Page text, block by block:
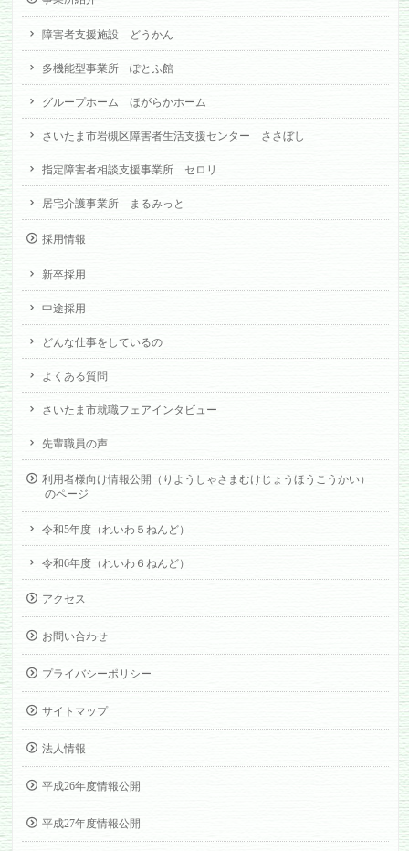
障害者支援施設 どうかん
多機能型事業所 ぽとふ館
グループホーム ほがらかホーム
さいたま市岩槻区障害者生活支援センター ささぼし
指定障害者相談支援事業所 セロリ
居宅介護事業所 まるみっと
採用情報
新卒採用
中途採用
どんな仕事をしているの
よくある質問
さいたま市就職フェアインタビュー
先輩職員の声
利用者様向け情報公開（りようしゃさまむけじょうほうこうかい）
のページ
令和5年度（れいわ５ねんど）
令和6年度（れいわ６ねんど）
アクセス
お問い合わせ
プライバシーポリシー
サイトマップ
法人情報
平成26年度情報公開
平成27年度情報公開